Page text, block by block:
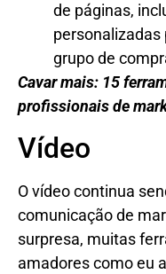
de páginas,
personalizadas
grupo de
Cavar mais: 15
profissionais de
Vídeo
O vídeo continua
comunicação de
surpresa, muitas
amadores como eu